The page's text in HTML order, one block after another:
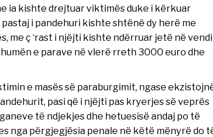
ia kishte drejtuar viktimës duke i kërkuar
i pandehuri kishte shtënë dy herë me
me ç ‘rast i njëjti kishte ndërruar jetë në
e parave në vlerë rreth 3000 euro dhe
e masës së paraburgimit, ngase
pasi që i njëjti pas kryerjes së veprës
të ndjekjes dhe hetuesisë andaj po të
nga përgjegjësia penale në këtë mënyrë do